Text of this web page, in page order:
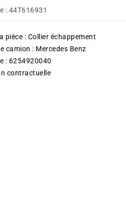
: 44T616931
pièce : Collier échappement
camion : Mercedes Benz
: 6254920040
contractuelle